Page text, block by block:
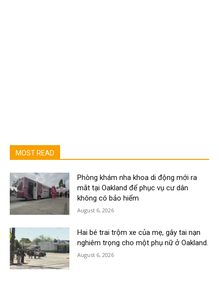
MOST READ
Phòng khám nha khoa di động mới ra
mắt tại Oakland để phục vụ cư dân
không có bảo hiểm
August 6, 2026
Hai bé trai trộm xe của mẹ, gây tai nạn
nghiêm trọng cho một phụ nữ ở Oakland.
August 6, 2026